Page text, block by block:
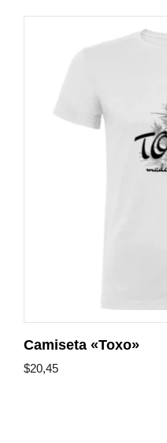
Camiseta «Toxo»
$20,45